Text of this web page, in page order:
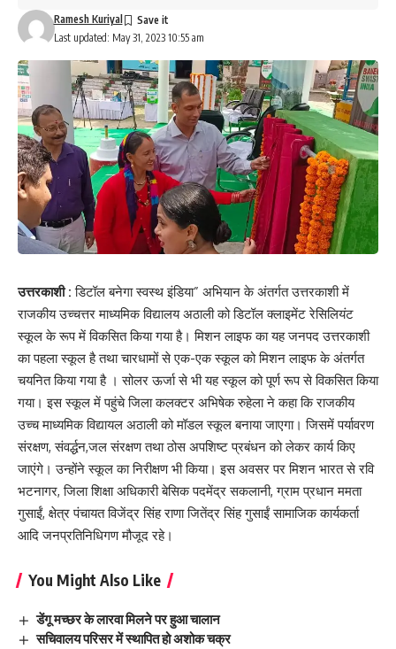
Last updated: May 31, 2023 10:55 am
Ramesh Kuriyal
उत्तरकाशी : डिटॉल बनेगा स्वस्थ इंडिया” अभियान के अंतर्गत उत्तरकाशी में
राजकीय उच्चत्तर माध्यमिक विद्यालय अठाली को डिटॉल क्लाइमेंट रेसिलियंट
स्कूल के रूप में विकसित किया गया है। मिशन लाइफ का यह जनपद उत्तरकाशी
का पहला स्कूल है तथा चारधामों से एक-एक स्कूल को मिशन लाइफ के अंतर्गत
चयनित किया गया है । सोलर ऊर्जा से भी यह स्कूल को पूर्ण रूप से विकसित किया
गया। इस स्कूल में पहुंचे जिला कलक्टर अभिषेक रुहेला ने कहा कि राजकीय
उच्च माध्यमिक विद्यायल अठाली को मॉडल स्कूल बनाया जाएगा। जिसमें पर्यावरण
संरक्षण, संवर्द्धन,जल संरक्षण तथा ठोस अपशिष्ट प्रबंधन को लेकर कार्य किए
जाएंगे। उन्होंने स्कूल का निरीक्षण भी किया। इस अवसर पर मिशन भारत से रवि
भटनागर, जिला शिक्षा अधिकारी बेसिक पदमेंद्र सकलानी, ग्राम प्रधान ममता
गुसाईं, क्षेत्र पंचायत विजेंद्र सिंह राणा जितेंद्र सिंह गुसाईं सामाजिक कार्यकर्ता
आदि जनप्रतिनिधिगण मौजूद रहे।
You Might Also Like
डेंगू मच्छर के लारवा मिलने पर हुआ चालान
सचिवालय परिसर में स्थापित हो अशोक चक्र